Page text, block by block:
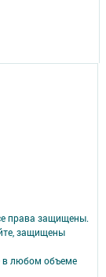
права защищены.
защищены
в любом объеме